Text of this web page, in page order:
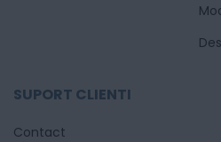
SUPORT CLIENTI
Contact